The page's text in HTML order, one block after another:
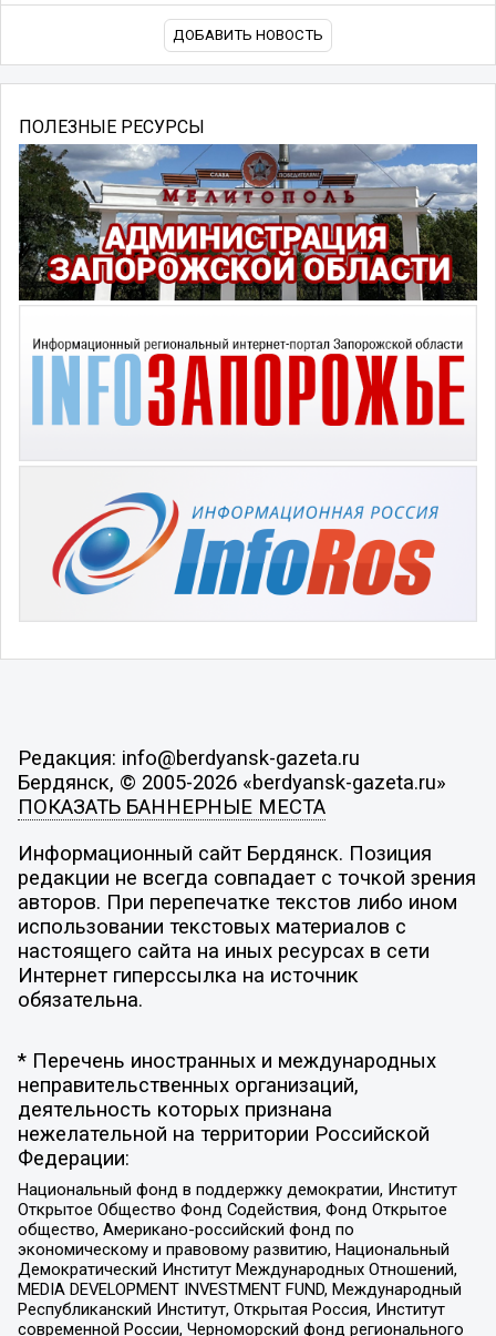
ДОБАВИТЬ НОВОСТЬ
ПОЛЕЗНЫЕ РЕСУРСЫ
Редакция: info@berdyansk-gazeta.ru
Бердянск, © 2005-2026 «berdyansk-gazeta.ru»
ПОКАЗАТЬ БАННЕРНЫЕ МЕСТА
Информационный сайт Бердянск. Позиция
редакции не всегда совпадает с точкой зрения
авторов. При перепечатке текстов либо ином
использовании текстовых материалов с
настоящего сайта на иных ресурсах в сети
Интернет гиперссылка на источник
обязательна.
* Перечень иностранных и международных
неправительственных организаций,
деятельность которых признана
нежелательной на территории Российской
Федерации:
Национальный фонд в поддержку демократии, Институт
Открытое Общество Фонд Содействия, Фонд Открытое
общество, Американо-российский фонд по
экономическому и правовому развитию, Национальный
Демократический Институт Международных Отношений,
MEDIA DEVELOPMENT INVESTMENT FUND, Международный
Республиканский Институт, Открытая Россия, Институт
современной России, Черноморский фонд регионального